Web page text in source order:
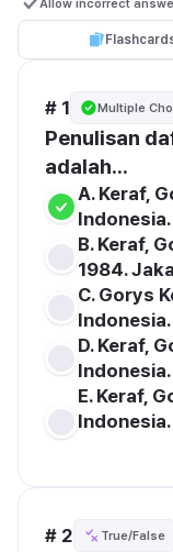
Allow incorrect
# 1 Multiple
Penulisan
adalah...
A. Keraf,
B. Keraf,
1984.
C. Gorys
D. Keraf,
E. Keraf,
# 2 True/False